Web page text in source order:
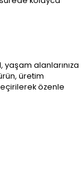
alanlarınıza
üretim
özenle